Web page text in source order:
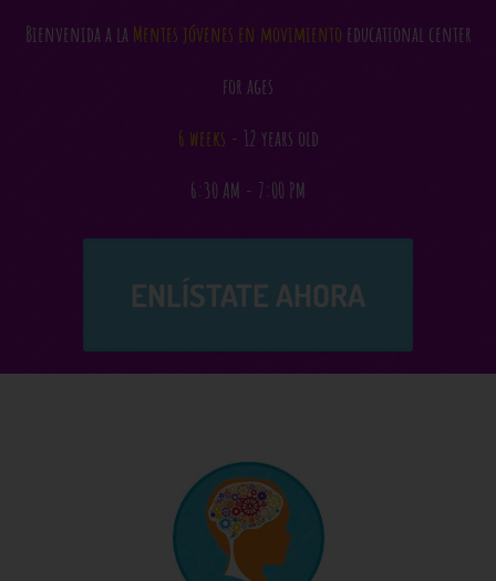
Bienvenida a la Mentes jóvenes en movimiento educational center
for ages
6 weeks - 12 years old
6:30 AM - 7:00 PM
ENLÍSTATE AHORA